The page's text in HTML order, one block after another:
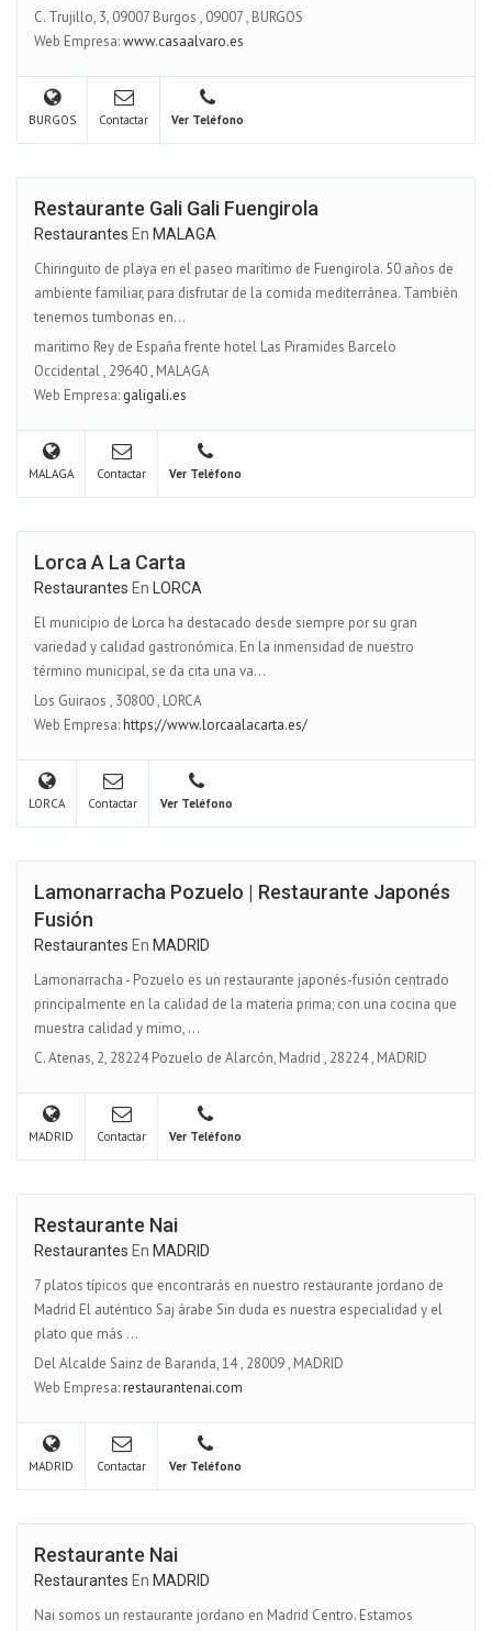
C. Trujillo, 3, 09007 Burgos , 09007, BURGOS
Web Empresa:www.casaalvaro.es
BURGOS Contactar Ver Teléfono
Restaurante Gali Gali Fuengirola
Restaurantes En MALAGA
Chiringuito de playa en el paseo marítimo de Fuengirola. 50 años de
ambiente familiar, para disfrutar de la comida mediterránea. También
tenemos tumbonas en...
maritimo Rey de España frente hotel Las Piramides Barcelo
Occidental, 29640, MALAGA
Web Empresa: galigali.es
MALAGA Contactar Ver Teléfono
Lorca A La Carta
Restaurantes En LORCA
El municipio de Lorca ha destacado desde siempre por su gran
variedad y calidad gastronómica. En la inmensidad de nuestro
término municipal, se da cita una va...
Los Guiraos , 30800, LORCA
Web Empresa:https://www.lorcaalacarta.es/
LORCA Contactar Ver Teléfono
Lamonarracha Pozuelo | Restaurante Japonés
Fusión
Restaurantes En MADRID
Lamonarracha - Pozuelo es un restaurante japonés-fusión centrado
principalmente en la calidad de la materia prima; con una cocina que
muestra calidad y mimo, ...
C. Atenas, 2, 28224 Pozuelo de Alarcón, Madrid , 28224, MADRID
MADRID Contactar Ver Teléfono
Restaurante Nai
Restaurantes En MADRID
7 platos típicos que encontrarás en nuestro restaurante jordano de
Madrid El auténtico Saj árabe Sin duda es nuestra especialidad y el
plato que más ...
Del Alcalde Sainz de Baranda, 14, 28009, MADRID
Web Empresa:restaurantenai.com
MADRID Contactar Ver Teléfono
Restaurante Nai
Restaurantes En MADRID
Nai somos un restaurante jordano en Madrid Centro. Estamos